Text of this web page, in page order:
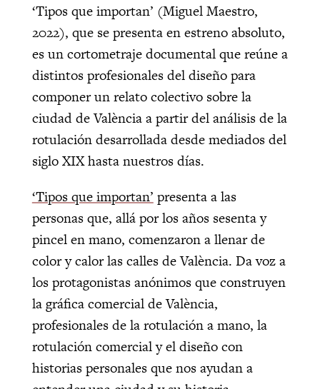
‘Tipos que importan’ (Miguel Maestro,
2022), que se presenta en estreno absoluto,
es un cortometraje documental que reúne a
distintos profesionales del diseño para
componer un relato colectivo sobre la
ciudad de València a partir del análisis de la
rotulación desarrollada desde mediados del
siglo XIX hasta nuestros días.
‘Tipos que importan’ presenta a las
personas que, allá por los años sesenta y
pincel en mano, comenzaron a llenar de
color y calor las calles de València. Da voz a
los protagonistas anónimos que construyen
la gráfica comercial de València,
profesionales de la rotulación a mano, la
rotulación comercial y el diseño con
historias personales que nos ayudan a